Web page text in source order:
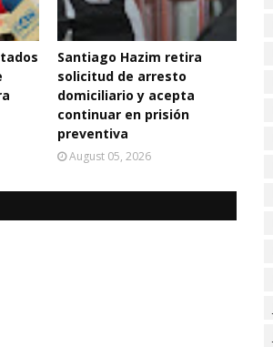
Santiago Hazim retira
solicitud de arresto
domiciliario y acepta
continuar en prisión
preventiva
August 05, 2026